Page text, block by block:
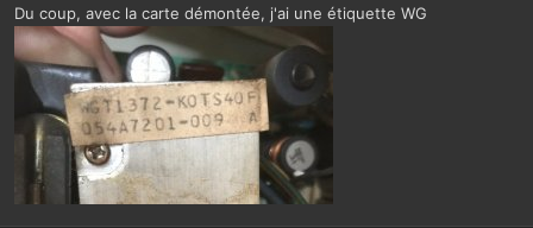
Du coup, avec la carte démontée, j'ai une étiquette WG